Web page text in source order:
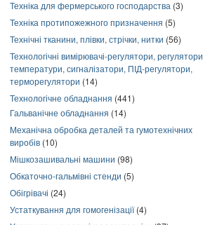
Техніка для фермерського господарства (3)
Техніка протипожежного призначення (5)
Технічні тканини, плівки, стрічки, нитки (56)
Технологічні вимірювачі-регулятори, регулятори
температури, сигналізатори, ПІД-регулятори,
терморегулятори (14)
Технологічне обладнання (441)
Гальванічне обладнання (14)
Механічна обробка деталей та гумотехнічних
виробів (10)
Мішкозашивальні машини (98)
Обкаточно-гальмівні стенди (5)
Обігрівачі (24)
Устаткування для гомогенізації(4)